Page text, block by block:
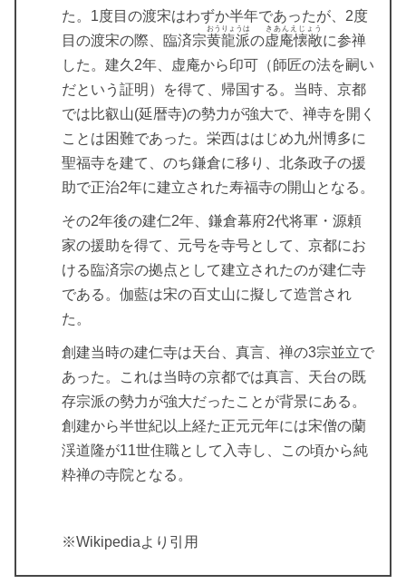
た。1度目の渡宋はわずか半年であったが、2度
目の渡宋の際、臨済宗黄龍派
おうりょうは
の虚庵懐敞
きあんえじょう
に参禅
した。建久2年、虚庵から印可（師匠の法を嗣い
だという証明）を得て、帰国する。当時、京都
では比叡山(延暦寺)の勢力が強大で、禅寺を開く
ことは困難であった。栄西ははじめ九州博多に
聖福寺を建て、のち鎌倉に移り、北条政子の援
助で正治2年に建立された寿福寺の開山となる。
その2年後の建仁2年、鎌倉幕府2代将軍・源頼
家の援助を得て、元号を寺号として、京都にお
ける臨済宗の拠点として建立されたのが建仁寺
である。伽藍は宋の百丈山に擬して造営され
た。
創建当時の建仁寺は天台、真言、禅の3宗並立で
あった。これは当時の京都では真言、天台の既
存宗派の勢力が強大だったことが背景にある。
創建から半世紀以上経た正元元年には宋僧の蘭
渓道隆が11世住職として入寺し、この頃から純
粋禅の寺院となる。
※Wikipediaより引用